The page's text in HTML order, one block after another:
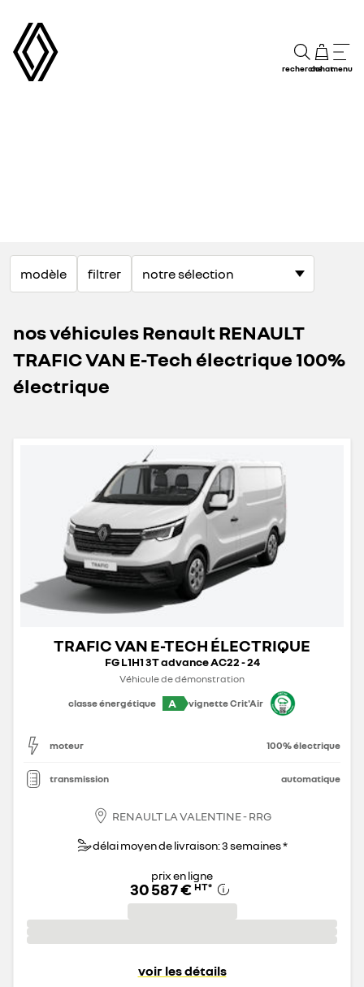
rechercheachatmenu
modèle filtrer
nos véhicules Renault RENAULT
TRAFIC VAN E-Tech électrique 100%
électrique
TRAFIC VAN E-TECH ÉLECTRIQUE
FG L1H1 3T advance AC22 - 24
Véhicule de démonstration
classe énergétique
A vignette Crit'Air
moteur 100% électrique
transmission automatique
RENAULT LA VALENTINE - RRG
délai moyen de livraison: 3 semaines *
prix en ligne
30 587 € HT*
voir les détails